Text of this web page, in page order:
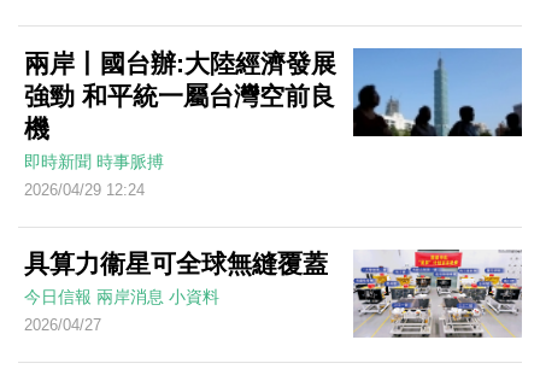
兩岸丨國台辦:大陸經濟發展
強勁 和平統一屬台灣空前良
機
即時新聞 時事脈搏
2026/04/29 12:24
具算力衞星可全球無縫覆蓋
今日信報 兩岸消息 小資料
2026/04/27